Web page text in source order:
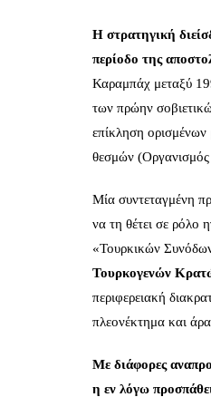
Η στρατηγική
περίοδο της
Καραμπάχ μεταξύ
των πρώην
επίκληση
θεσμών (Οργανισμός
Μία συντεταγμένη
να τη θέτει σε ρόλο
«Τουρκικών
Τουρκογενών
περιφερειακή
πλεονέκτημα και
Με διάφορες
η εν λόγω